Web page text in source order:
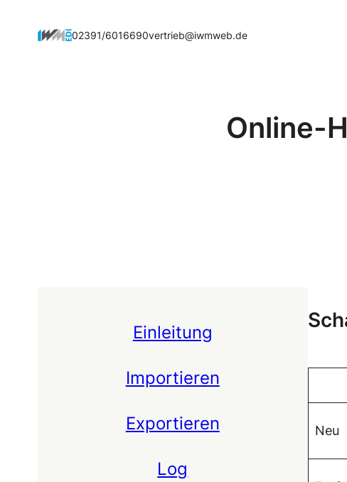
Inhalt
02391/6016690vertrieb@iwmweb.de
Online-
Einleitung
Importieren
Exportieren
Log
Neu